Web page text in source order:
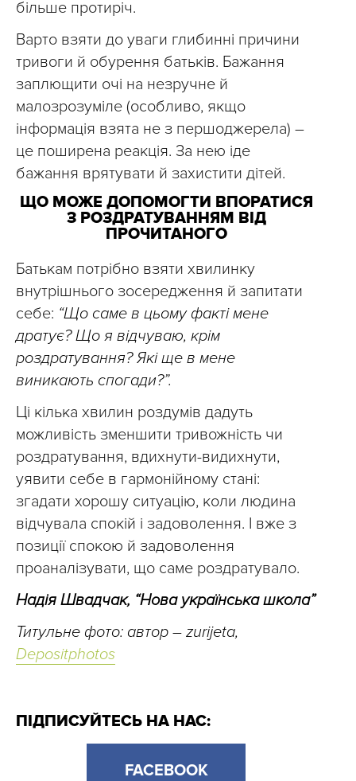
більше протиріч.
Варто взяти до уваги глибинні причини
тривоги й обурення батьків. Бажання
заплющити очі на незручне й
малозрозуміле (особливо, якщо
інформація взята не з першоджерела) –
це поширена реакція. За нею іде
бажання врятувати й захистити дітей.
ЩО МОЖЕ ДОПОМОГТИ ВПОРАТИСЯ
З РОЗДРАТУВАННЯМ ВІД
ПРОЧИТАНОГО
Батькам потрібно взяти хвилинку
внутрішнього зосередження й запитати
себе: “Що саме в цьому факті мене
дратує? Що я відчуваю, крім
роздратування? Які ще в мене
виникають спогади?”.
Ці кілька хвилин роздумів дадуть
можливість зменшити тривожність чи
роздратування, вдихнути-видихнути,
уявити себе в гармонійному стані:
згадати хорошу ситуацію, коли людина
відчувала спокій і задоволення. І вже з
позиції спокою й задоволення
проаналізувати, що саме роздратувало.
Надія Швадчак, “Нова українська школа”
Титульне фото: автор – zurijeta,
Depositphotos
ПІДПИСУЙТЕСЬ НА НАС:
FACEBOOK